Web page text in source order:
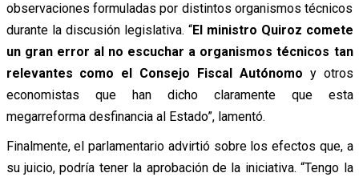
observaciones formuladas por distintos organismos técnicos
durante la discusión legislativa. “El ministro Quiroz comete
un gran error al no escuchar a organismos técnicos tan
relevantes como el Consejo Fiscal Autónomo y otros
economistas que han dicho claramente que esta
megarreforma desfinancia al Estado”, lamentó.
Finalmente, el parlamentario advirtió sobre los efectos que, a
su juicio, podría tener la aprobación de la iniciativa.“Tengo la